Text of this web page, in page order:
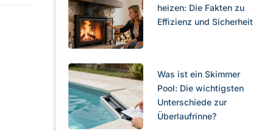
heizen: Die Fakten zu
Effizienz und Sicherheit
Was ist ein Skimmer
Pool: Die wichtigsten
Unterschiede zur
Überlaufrinne?